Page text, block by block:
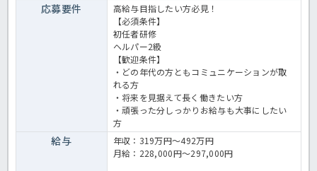
応募要件
高給与目指したい方必見！
【必須条件】
初任者研修
ヘルパー2級
【歓迎条件】
・どの年代の方ともコミュニケーションが取
れる方
・将来を見据えて長く働きたい方
・頑張った分しっかりお給与も大事にしたい
方
給与
年収：319万円～492万円
月給：228,000円～297,000円